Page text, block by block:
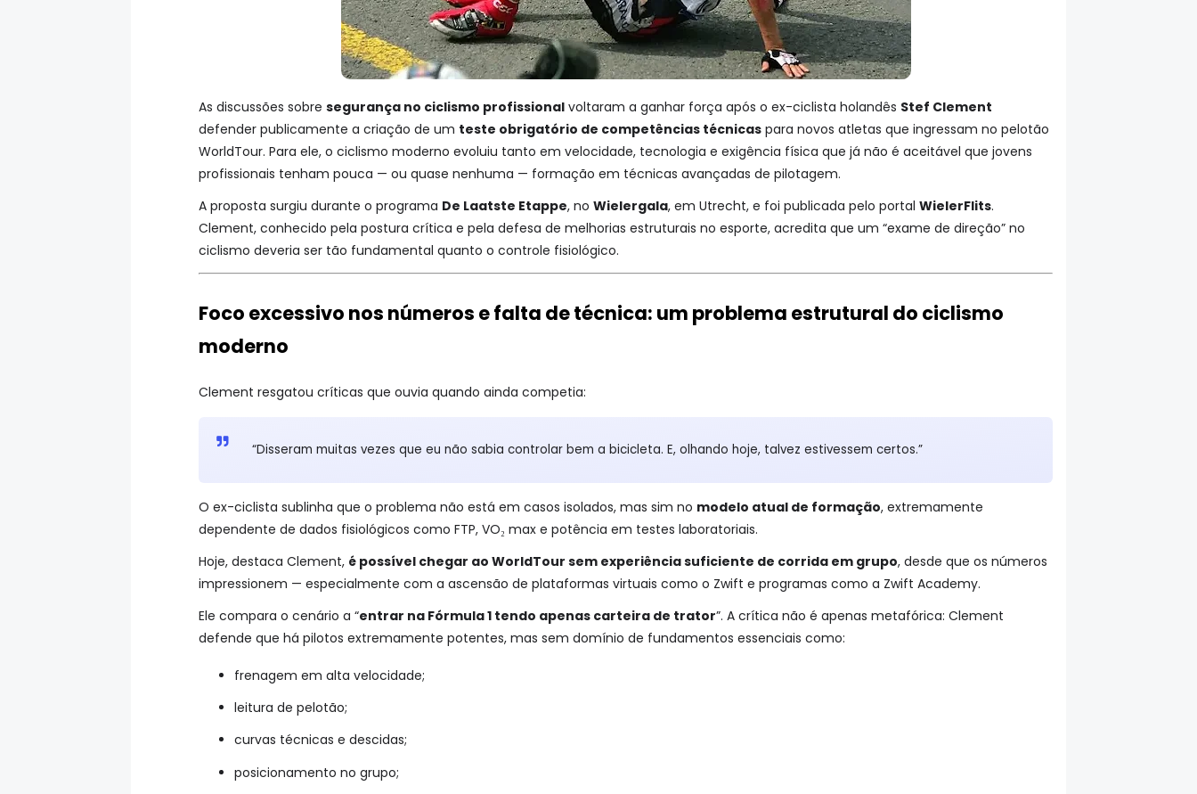
As discussões sobre segurança no ciclismo profissional voltaram a ganhar força após o ex-ciclista holandês Stef Clement
defender publicamente a criação de um teste obrigatório de competências técnicas para novos atletas que ingressam no pelotão
WorldTour. Para ele, o ciclismo moderno evoluiu tanto em velocidade, tecnologia e exigência física que já não é aceitável que jovens
profissionais tenham pouca — ou quase nenhuma — formação em técnicas avançadas de pilotagem.
A proposta surgiu durante o programa De Laatste Etappe, no Wielergala, em Utrecht, e foi publicada pelo portal WielerFlits.
Clement, conhecido pela postura crítica e pela defesa de melhorias estruturais no esporte, acredita que um “exame de direção” no
ciclismo deveria ser tão fundamental quanto o controle fisiológico.
Foco excessivo nos números e falta de técnica: um problema estrutural do ciclismo
moderno
Clement resgatou críticas que ouvia quando ainda competia:
“Disseram muitas vezes que eu não sabia controlar bem a bicicleta. E, olhando hoje, talvez estivessem certos.”
O ex-ciclista sublinha que o problema não está em casos isolados, mas sim no modelo atual de formação, extremamente
dependente de dados fisiológicos como FTP, VO₂ max e potência em testes laboratoriais.
Hoje, destaca Clement, é possível chegar ao WorldTour sem experiência suficiente de corrida em grupo, desde que os números
impressionem — especialmente com a ascensão de plataformas virtuais como o Zwift e programas como a Zwift Academy.
Ele compara o cenário a “entrar na Fórmula 1 tendo apenas carteira de trator”. A crítica não é apenas metafórica: Clement
defende que há pilotos extremamente potentes, mas sem domínio de fundamentos essenciais como:
frenagem em alta velocidade;
leitura de pelotão;
curvas técnicas e descidas;
posicionamento no grupo;